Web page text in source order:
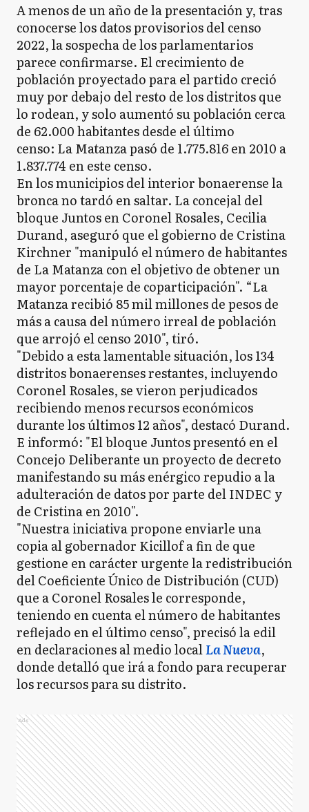
A menos de un año de la presentación y, tras
conocerse los datos provisorios del censo
2022, la sospecha de los parlamentarios
parece confirmarse. El crecimiento de
población proyectado para el partido creció
muy por debajo del resto de los distritos que
lo rodean, y solo aumentó su población cerca
de 62.000 habitantes desde el último
censo: La Matanza pasó de 1.775.816 en 2010 a
1.837.774 en este censo.
En los municipios del interior bonaerense la
bronca no tardó en saltar. La concejal del
bloque Juntos en Coronel Rosales, Cecilia
Durand, aseguró que el gobierno de Cristina
Kirchner "manipuló el número de habitantes
de La Matanza con el objetivo de obtener un
mayor porcentaje de coparticipación". “La
Matanza recibió 85 mil millones de pesos de
más a causa del número irreal de población
que arrojó el censo 2010", tiró.
"Debido a esta lamentable situación, los 134
distritos bonaerenses restantes, incluyendo
Coronel Rosales, se vieron perjudicados
recibiendo menos recursos económicos
durante los últimos 12 años", destacó Durand.
E informó: "El bloque Juntos presentó en el
Concejo Deliberante un proyecto de decreto
manifestando su más enérgico repudio a la
adulteración de datos por parte del INDEC y
de Cristina en 2010".
"Nuestra iniciativa propone enviarle una
copia al gobernador Kicillof a fin de que
gestione en carácter urgente la redistribución
del Coeficiente Único de Distribución (CUD)
que a Coronel Rosales le corresponde,
teniendo en cuenta el número de habitantes
reflejado en el último censo", precisó la edil
en declaraciones al medio localLa Nueva,
donde detalló que irá a fondo para recuperar
los recursos para su distrito.
Ads